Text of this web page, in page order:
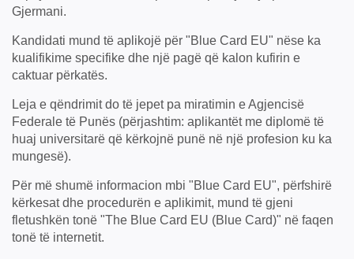
Gjermani.
Kandidati mund të aplikojë për "Blue Card EU" nëse ka
kualifikime specifike dhe një pagë që kalon kufirin e
caktuar përkatës.
Leja e qëndrimit do të jepet pa miratimin e Agjencisë
Federale të Punës (përjashtim: aplikantët me diplomë të
huaj universitarë që kërkojnë punë në një profesion ku ka
mungesë).
Për më shumë informacion mbi "Blue Card EU", përfshirë
kërkesat dhe procedurën e aplikimit, mund të gjeni
fletushkën tonë "The Blue Card EU (Blue Card)" në faqen
tonë të internetit.